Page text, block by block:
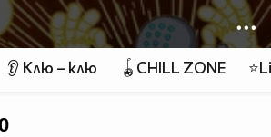
👂 Клю – клю 🪀CHILL ZONE